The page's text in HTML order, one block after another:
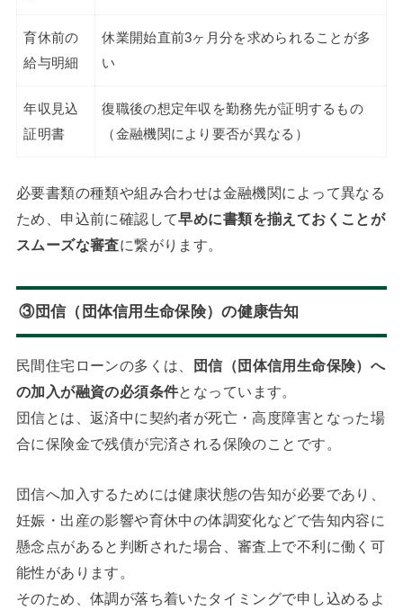
育休前の
給与明細
休業開始直前3ヶ月分を求められることが多
い
年収見込
証明書
復職後の想定年収を勤務先が証明するもの
（金融機関により要否が異なる）
必要書類の種類や組み合わせは金融機関によって異なる
ため、申込前に確認して早めに書類を揃えておくことが
スムーズな審査に繋がります。
③団信（団体信用生命保険）の健康告知
民間住宅ローンの多くは、
団信（団体信用生命保険）へ
の加入が融資の必須条件となっています。
団信とは、返済中に契約者が死亡・高度障害となった場
合に保険金で残債が完済される保険のことです。
団信へ加入するためには健康状態の告知が必要であり、
妊娠・出産の影響や育休中の体調変化などで告知内容に
懸念点があると判断された場合、審査上で不利に働く可
能性があります。
そのため、体調が落ち着いたタイミングで申し込めるよ